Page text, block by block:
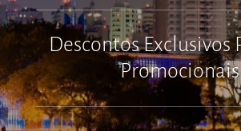
Descontos Exclusivos
Promocionais